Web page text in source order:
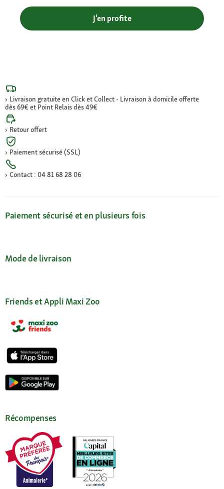
J'en profite
Livraison gratuite en Click et Collect - Livraison à domicile offerte
dès 69€ et Point Relais dès 49€
Retour offert
Paiement sécurisé (SSL)
Contact : 04 81 68 28 06
Paiement sécurisé et en plusieurs fois
Mode de livraison
Friends et Appli Maxi Zoo
Récompenses